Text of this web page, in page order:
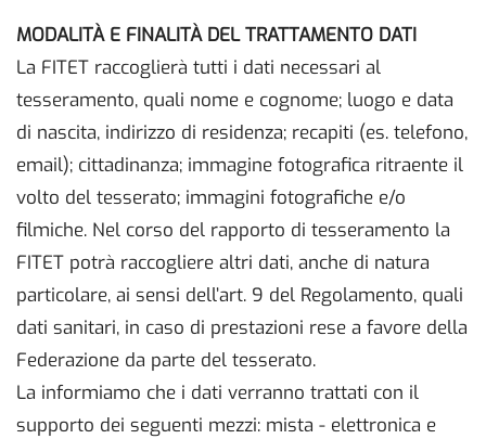
MODALITÀ E FINALITÀ DEL TRATTAMENTO DATI
La FITET raccoglierà tutti i dati necessari al
tesseramento, quali nome e cognome; luogo e data
di nascita, indirizzo di residenza; recapiti (es. telefono,
email); cittadinanza; immagine fotografica ritraente il
volto del tesserato; immagini fotografiche e/o
filmiche. Nel corso del rapporto di tesseramento la
FITET potrà raccogliere altri dati, anche di natura
particolare, ai sensi dell’art. 9 del Regolamento, quali
dati sanitari, in caso di prestazioni rese a favore della
Federazione da parte del tesserato.
La informiamo che i dati verranno trattati con il
supporto dei seguenti mezzi: mista - elettronica e